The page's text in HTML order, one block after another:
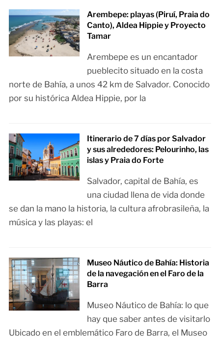
Arembepe: playas (Piruí, Praia do
Canto), Aldea Hippie y Proyecto
Tamar
Arembepe es un encantador
pueblecito situado en la costa
norte de Bahía, a unos 42 km de Salvador. Conocido
por su histórica Aldea Hippie, por la
Itinerario de 7 días por Salvador
y sus alrededores: Pelourinho, las
islas y Praia do Forte
Salvador, capital de Bahía, es
una ciudad llena de vida donde
se dan la mano la historia, la cultura afrobrasileña, la
música y las playas: el
Museo Náutico de Bahía: Historia
de la navegación en el Faro de la
Barra
Museo Náutico de Bahía: lo que
hay que saber antes de visitarlo
Ubicado en el emblemático Faro de Barra, el Museo